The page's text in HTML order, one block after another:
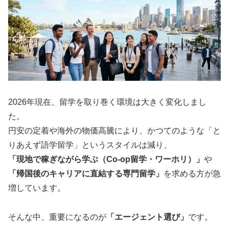
2026年現在、留学を取り巻く環境は大きく変化しまし
た。
円安の定着や海外の物価高騰により、かつてのような「と
りあえず語学留学」というスタイルは減り、
「現地で稼ぎながら学ぶ（Co-op留学・ワーホリ）」 や
「帰国後のキャリアに直結する専門留学」
を求める方が急
増しています。
そんな中、重要になるのが 「エージェント選び」 です。